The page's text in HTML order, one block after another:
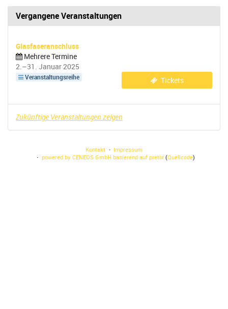
Vergangene Veranstaltungen
Glasfaseranschluss
Mehrere Termine
2. –bis
31. Januar 2025
Veranstaltungsreihe Tickets
Zukünftige Veranstaltungen zeigen
Kontakt
Impressum
powered by CENEOS GmbH basierend auf pretix (Quellcode)